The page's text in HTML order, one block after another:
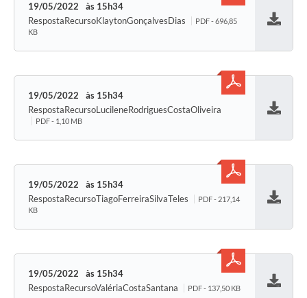
19/05/2022
15h34
RespostaRecursoKlaytonGonçalvesDias
PDF - 696,85
KB
19/05/2022
15h34
RespostaRecursoLucileneRodriguesCostaOliveira
PDF - 1,10 MB
19/05/2022
15h34
RespostaRecursoTiagoFerreiraSilvaTeles
PDF - 217,14
KB
19/05/2022
15h34
RespostaRecursoValériaCostaSantana
PDF - 137,50 KB